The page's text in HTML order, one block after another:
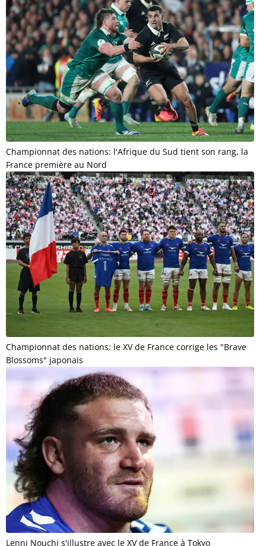
Championnat des nations: l'Afrique du Sud tient son rang, la
France première au Nord
Championnat des nations: le XV de France corrige les "Brave
Blossoms" japonais
Lenni Nouchi s'illustre avec le XV de France à Tokyo